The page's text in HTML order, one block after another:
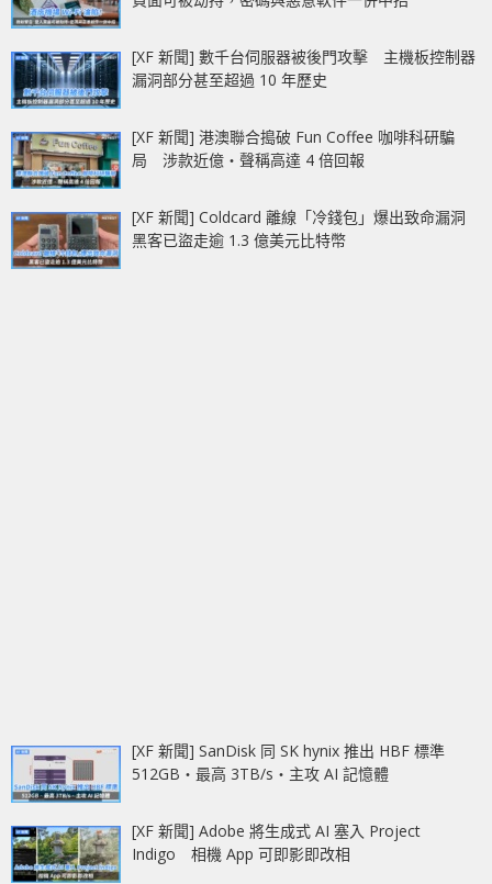
[XF 新聞] 數千台伺服器被後門攻擊 主機板控制器
漏洞部分甚至超過 10 年歷史
[XF 新聞] 港澳聯合搗破 Fun Coffee 咖啡科研騙
局 涉款近億‧聲稱高達 4 倍回報
[XF 新聞] Coldcard 離線「冷錢包」爆出致命漏洞
黑客已盜走逾 1.3 億美元比特幣
[XF 新聞] SanDisk 同 SK hynix 推出 HBF 標準
512GB‧最高 3TB/s‧主攻 AI 記憶體
[XF 新聞] Adobe 將生成式 AI 塞入 Project
Indigo 相機 App 可即影即改相